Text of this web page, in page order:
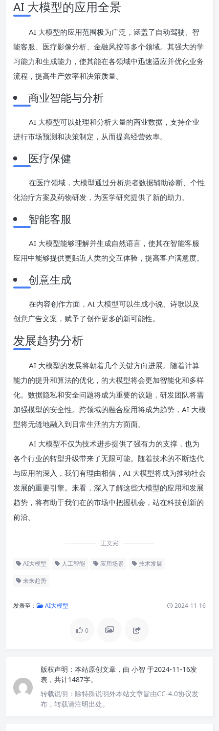
AI 大模型的应用全景
AI 大模型的应用范围极为广泛，涵盖了自动驾驶、智
能客服、医疗影像分析、金融风控等多个领域。其强大的学
习能力和生成能力，使其能在各领域中迅速适应并优化业务
流程，提高生产效率和决策质量。
商业智能与分析
AI 大模型可以处理和分析大量的商业数据，支持企业
进行市场预测和决策制定，从而提高经营效率。
医疗保健
在医疗领域，大模型通过分析患者数据辅助诊断、个性
化治疗方案及药物研发，为医学研究提供了新的助力。
智能客服
AI 大模型能够理解并生成自然语言，使其在智能客服
应用中能够提供更贴近人类的交互体验，提高客户满意度。
创意生成
在内容创作方面，AI 大模型可以生成小说、诗歌以及
创意广告文案，赋予了创作更多的新可能性。
发展趋势分析
AI 大模型的发展将朝着几个关键方向进展。随着计算
能力的提升和算法的优化，的大模型将会更加智能化和多样
化。数据隐私和安全问题将成为重要的议题，研发团队将需
加强模型的安全性。跨领域的融合应用将成为趋势，AI 大模
型将无缝地融入到日常生活的方方面面。
AI 大模型不仅为技术进步提供了强有力的支撑，也为
各个行业的转型升级带来了无限可能。随着技术的不断迭代
与应用的深入，我们有理由相信，AI 大模型将成为推动社会
发展的重要引擎。来看，深入了解这些大模型的应用和发展
趋势，将有助于我们在的市场中把握机会，站在科技创新的
前沿。
正文完
AI大模型 人工智能 应用场景 技术发展
未来趋势
发表至： AI大模型 2024-11-16
0
版权声明： 本站原创文章，由 小智 于2024-11-16发
表，共计1487字。
转载说明： 除特殊说明外本站文章皆由CC-4.0协议发
布，转载请注明出处。